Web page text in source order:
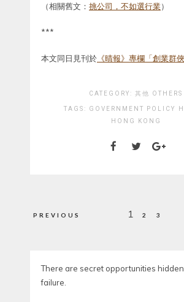
（相關舊文： 挑公司，不如選行業）
***
本文同日見刊於 《晴報》專欄「創業群俠
CATEGORY: 其他 OTHERS
TAGS: GOVERNMENT POLICY
HONG KONG
PREVIOUS
Posts1 2 3
There are secret opportunities
failure.